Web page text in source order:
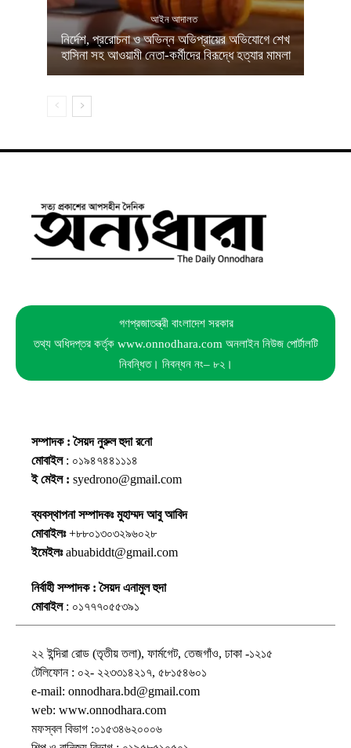
আইন আদালত
নির্দেশ, প্ররোচনা ও অভিন্ন অভিপ্রায়ের অভিযোগে শেখ
হাসিনা সহ আওয়ামী নেতা-কর্মীদের বিরূদ্ধে হত্যার মামলা
গণপ্রজাতন্ত্রী বাংলাদেশ সরকার
তথ্য অধিদপ্তর কর্তৃক www.onnodhara.com অনলাইন নিউজ পোর্টালটি
নিবন্ধিত। নিবন্ধন নং– ৮২।
সম্পাদক : সৈয়দ নুরুল হুদা রনো
মোবাইল: ০১৯৪৭৪৪১১১৪
ই মেইল : syedrono@gmail.com
ব্যবস্থাপনা সম্পাদকঃ মুহাম্মদ আবু আবিদ
মোবাইলঃ+৮৮০১৩০৩২৯৬০২৮
ইমেইলঃabuabiddt@gmail.com
নির্বাহী সম্পাদক : সৈয়দ এনামুল হুদা
মোবাইল: ০১৭৭৭০৫৫৩৯১
২২ ইন্দিরা রোড (তৃতীয় তলা), ফার্মগেট, তেজগাঁও, ঢাকা -১২১৫
টেলিফোন : ০২- ২২৩৩১৪২১৭, ৫৮১৫৪৬০১
e-mail: onnodhara.bd@gmail.com
web: www.onnodhara.com
মফস্বল বিভাগ :০১৫৩৪৬২০০০৬